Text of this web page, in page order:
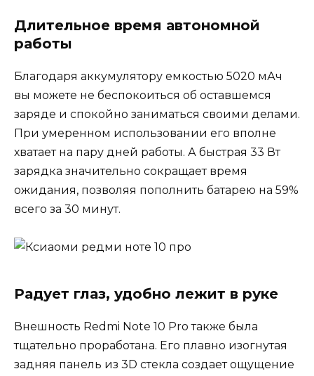
Длительное время автономной
работы
Благодаря аккумулятору емкостью 5020 мАч
вы можете не беспокоиться об оставшемся
заряде и спокойно заниматься своими делами.
При умеренном использовании его вполне
хватает на пару дней работы. А быстрая 33 Вт
зарядка значительно сокращает время
ожидания, позволяя пополнить батарею на 59%
всего за 30 минут.
Радует глаз, удобно лежит в руке
Внешность Redmi Note 10 Pro также была
тщательно проработана. Его плавно изогнутая
задняя панель из 3D стекла создает ощущение